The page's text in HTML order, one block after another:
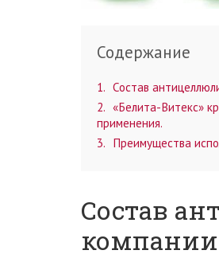
Содержание
1
Состав
2
«Белита-Витекс»
применения.
3
Преимущества
Состав
компании